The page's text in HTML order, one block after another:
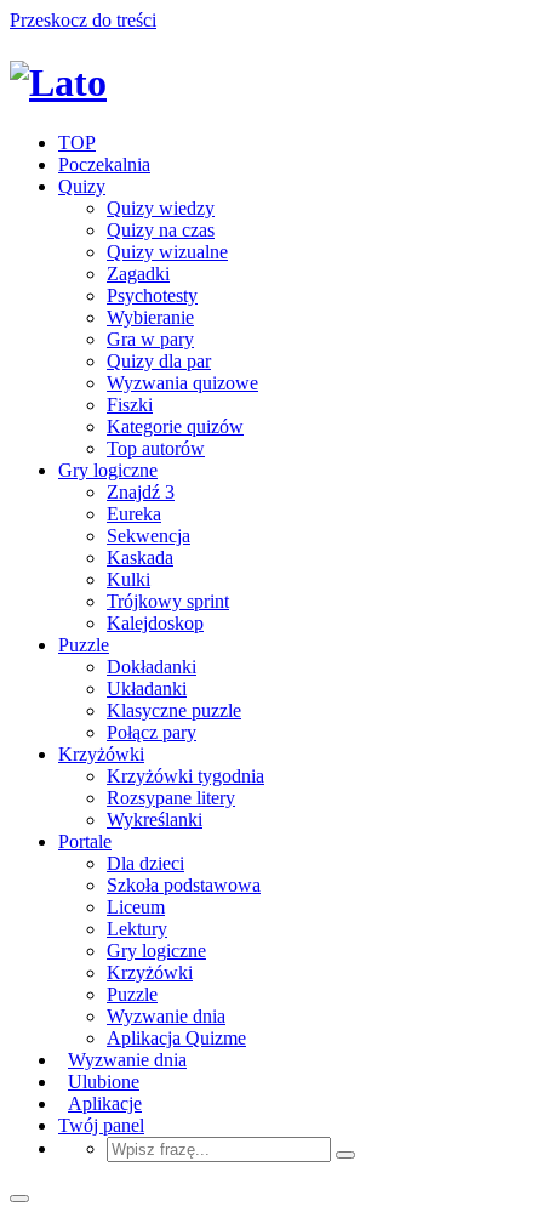
Przeskocz do treści
TOP
Poczekalnia
Quizy
Quizy wiedzy
Quizy na czas
Quizy wizualne
Zagadki
Psychotesty
Wybieranie
Gra w pary
Quizy dla par
Wyzwania quizowe
Fiszki
Kategorie quizów
Top autorów
Gry logiczne
Znajdź 3
Eureka
Sekwencja
Kaskada
Kulki
Trójkowy sprint
Kalejdoskop
Puzzle
Dokładanki
Układanki
Klasyczne puzzle
Połącz pary
Krzyżówki
Krzyżówki tygodnia
Rozsypane litery
Wykreślanki
Portale
Dla dzieci
Szkoła podstawowa
Liceum
Lektury
Gry logiczne
Krzyżówki
Puzzle
Wyzwanie dnia
Aplikacja Quizme
Wyzwanie dnia
Ulubione
Aplikacje
Twój panel